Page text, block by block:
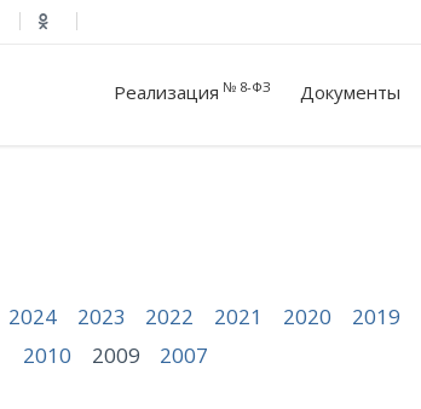
Реализация № 8-ФЗ Документы
2024 2023 2022 2021 2020 2019
2010 2009 2007